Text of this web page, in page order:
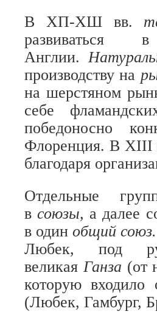
В ХП-ХШ вв.
Англии.
производству на
на шерстяном
себе
победоносно
Флоренция. В XIII
благодаря
Отдельные
всоюзы, а далее
в один общий союз.
Любек, под
великая Ганза (от
которую входило
(Любек, Гамбург,